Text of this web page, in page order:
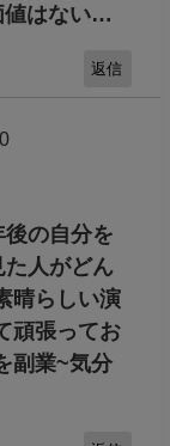
値はない…
返信
の自分を
た人がどん
晴らしい演
頑張ってお
副業~気分